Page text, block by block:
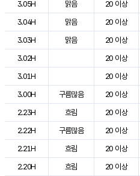
3.05H
맑음 20 이상
3.04H
맑음 20 이상
3.03H
맑음 20 이상
3.02H
20 이상
3.01H
20 이상
3.00H
구름많음 20 이상
2.23H
흐림 20 이상
2.22H
구름많음 20 이상
2.21H
흐림 20 이상
2.20H
흐림 20 이상